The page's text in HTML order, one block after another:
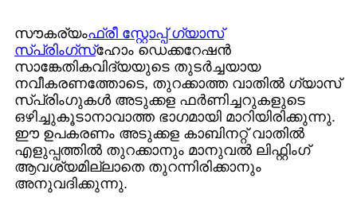
സൗകര്യംഫ്രീ സ്റ്റോപ്പ് ഗ്യാസ്
സ്പ്രിംഗ്സ്ഹോം ഡെക്കറേഷൻ
സാങ്കേതികവിദ്യയുടെ തുടർച്ചയായ
നവീകരണത്തോടെ, തുറക്കാത്ത വാതിൽ ഗ്യാസ്
സ്പ്രിംഗുകൾ അടുക്കള ഫർണിച്ചറുകളുടെ
ഒഴിച്ചുകൂടാനാവാത്ത ഭാഗമായി മാറിയിരിക്കുന്നു.
ഈ ഉപകരണം അടുക്കള കാബിനറ്റ് വാതിൽ
എളുപ്പത്തിൽ തുറക്കാനും മാനുവൽ ലിഫ്റ്റിംഗ്
ആവശ്യമില്ലാതെ തുറന്നിരിക്കാനും
അനുവദിക്കുന്നു.